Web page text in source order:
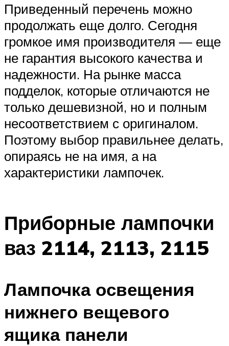
Приведенный перечень можно
продолжать еще долго. Сегодня
громкое имя производителя — еще
не гарантия высокого качества и
надежности. На рынке масса
подделок, которые отличаются не
только дешевизной, но и полным
несоответствием с оригиналом.
Поэтому выбор правильнее делать,
опираясь не на имя, а на
характеристики лампочек.
Приборные лампочки
ваз 2114, 2113, 2115
Лампочка освещения
нижнего вещевого
ящика панели